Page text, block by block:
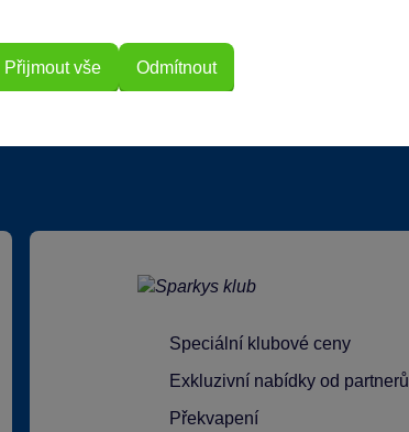
Speciální klubové ceny
Exkluzivní nabídky od partnerů
Překvapení
Odmítnout
Přijmout vše